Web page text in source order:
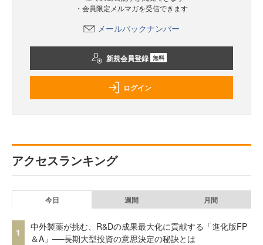
・会員限定メルマガを受信できます
メールバックナンバー
新規会員登録 無料
ログイン
アクセスランキング
今日 週間 月間
1
中外製薬が挑む、R&Dの成果最大化に貢献する「進化版FP
＆A」──長期大型投資の意思決定の秘訣とは